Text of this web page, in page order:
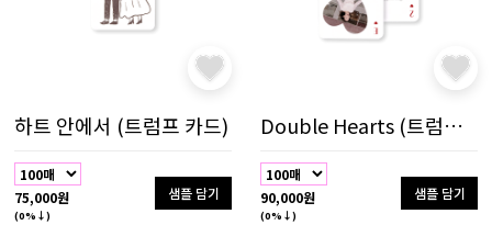
하트 안에서 (트럼프 카드)
75,000원
(0%↓)
샘플 담기
Double Hearts (트럼프 카드)
90,000원
(0%↓)
샘플 담기